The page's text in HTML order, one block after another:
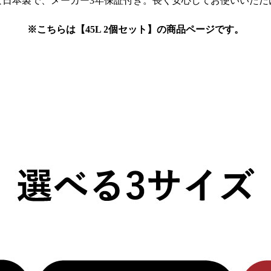
※こちらは【45L 2個セット】の商品ページです。